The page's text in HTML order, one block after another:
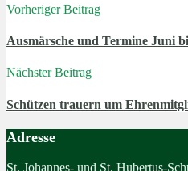
Vorheriger Beitrag
Ausmärsche und Termine Juni
Nächster Beitrag
Schützen trauern um
Adresse
St. Johannes- und St. Hubertus-